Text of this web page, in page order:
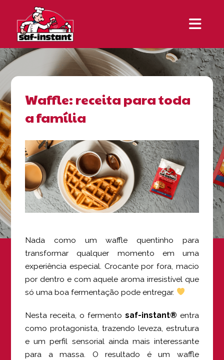
Waffle: receita para toda
a família
Nada como um waffle quentinho para
transformar qualquer momento em uma
experiência especial. Crocante por fora, macio
por dentro e com aquele aroma irresistível que
só uma boa fermentação pode entregar.
Nesta receita, o fermento saf-instant® entra
como protagonista, trazendo leveza, estrutura
e um perfil sensorial ainda mais interessante
para a massa. O resultado é um waffle